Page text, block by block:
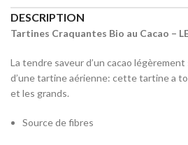
DESCRIPTION
Tartines Craquantes Bio au Cacao – LE
La tendre saveur d’un cacao
d’une tartine aérienne: cette tartine a
et les grands.
Source de fibres